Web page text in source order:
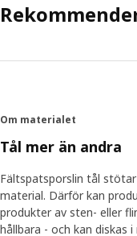
Om materialet
Tål mer än andra
Fältspatsporslin tål
material. Därför kan
produkter av sten- eller
hållbara - och kan diskas